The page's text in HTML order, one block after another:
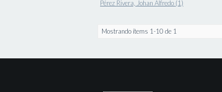
Pérez Rivera, Johan Alfredo (1)
Mostrando ítems 1-10 de 1